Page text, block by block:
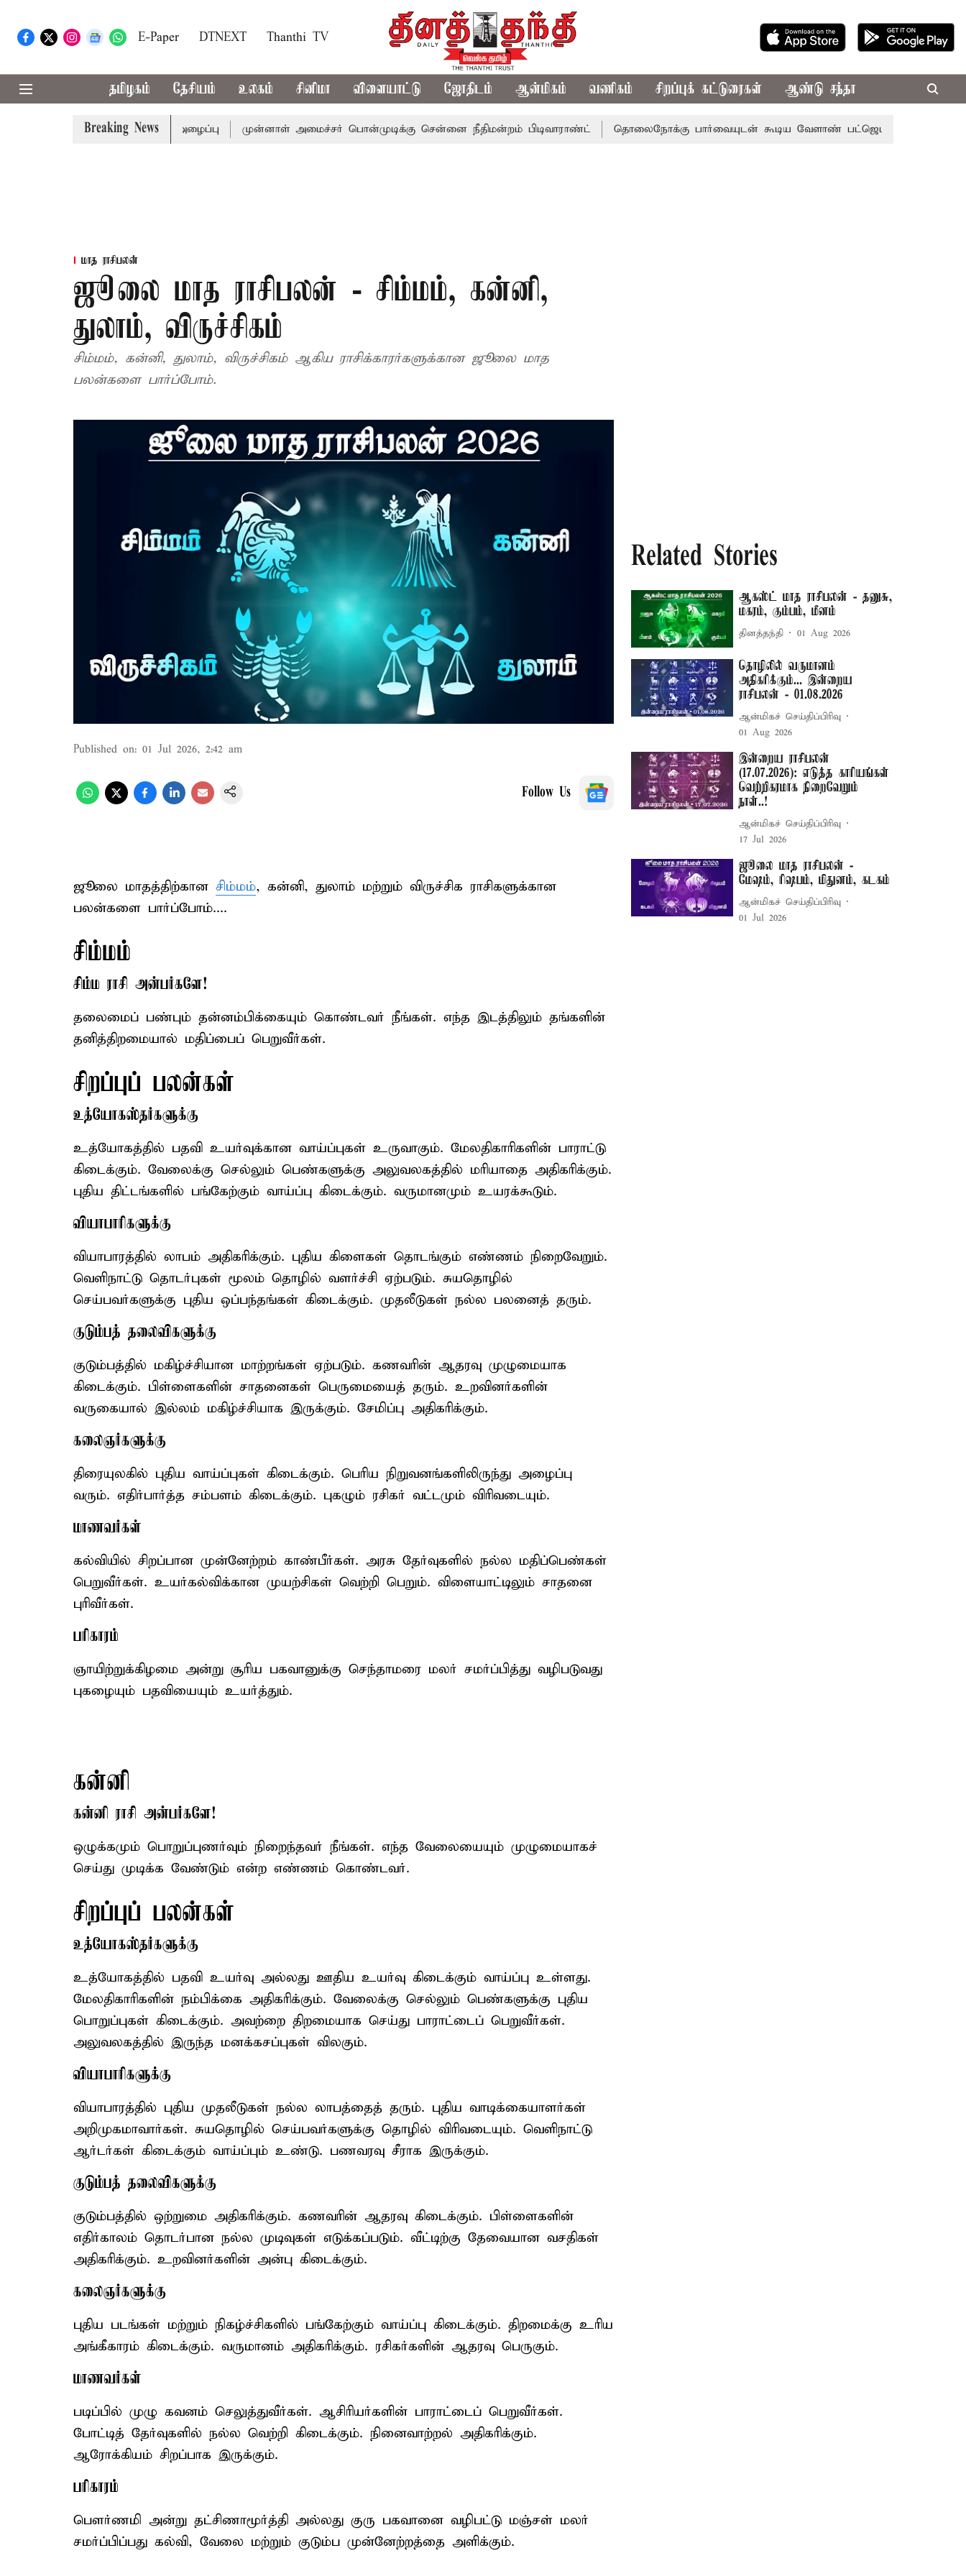
E-Paper DTNEXT Thanthi TV
தமிழகம் தேசியம் உலகம் சினிமா விளையாட்டு ஜோதிடம் ஆன்மிகம் வணிகம் சிறப்புக் கட்டுரைகள் ஆண்டு சந்தா
Breaking News
முதல்-அமைச்சர் விஜய் அழைப்பு முன்னாள் அமைச்சர் பொன்முடிக்கு சென்னை நீதிமன்றம் பிடிவாராண்ட் தொலைநோக்கு பார்வையுடன் கூடிய வேளாண் பட்ஜெட்: முதல்-அமைச்சர்
மாத ராசிபலன்
ஜூலை மாத ராசிபலன் - சிம்மம், கன்னி,
துலாம், விருச்சிகம்
சிம்மம், கன்னி, துலாம், விருச்சிகம் ஆகிய ராசிக்காரர்களுக்கான ஜூலை மாத
பலன்களை பார்ப்போம்.
Published on: 01 Jul 2026, 2:42 am
Follow Us
ஜூலை மாதத்திற்கான சிம்மம், கன்னி, துலாம் மற்றும் விருச்சிக ராசிகளுக்கான
பலன்களை பார்ப்போம்....
சிம்மம்
சிம்ம ராசி அன்பர்களே!
தலைமைப் பண்பும் தன்னம்பிக்கையும் கொண்டவர் நீங்கள். எந்த இடத்திலும் தங்களின்
தனித்திறமையால் மதிப்பைப் பெறுவீர்கள்.
சிறப்புப் பலன்கள்
உத்யோகஸ்தர்களுக்கு
உத்யோகத்தில் பதவி உயர்வுக்கான வாய்ப்புகள் உருவாகும். மேலதிகாரிகளின் பாராட்டு
கிடைக்கும். வேலைக்கு செல்லும் பெண்களுக்கு அலுவலகத்தில் மரியாதை அதிகரிக்கும்.
புதிய திட்டங்களில் பங்கேற்கும் வாய்ப்பு கிடைக்கும். வருமானமும் உயரக்கூடும்.
வியாபாரிகளுக்கு
வியாபாரத்தில் லாபம் அதிகரிக்கும். புதிய கிளைகள் தொடங்கும் எண்ணம் நிறைவேறும்.
வெளிநாட்டு தொடர்புகள் மூலம் தொழில் வளர்ச்சி ஏற்படும். சுயதொழில்
செய்பவர்களுக்கு புதிய ஒப்பந்தங்கள் கிடைக்கும். முதலீடுகள் நல்ல பலனைத் தரும்.
குடும்பத் தலைவிகளுக்கு
குடும்பத்தில் மகிழ்ச்சியான மாற்றங்கள் ஏற்படும். கணவரின் ஆதரவு முழுமையாக
கிடைக்கும். பிள்ளைகளின் சாதனைகள் பெருமையைத் தரும். உறவினர்களின்
வருகையால் இல்லம் மகிழ்ச்சியாக இருக்கும். சேமிப்பு அதிகரிக்கும்.
கலைஞர்களுக்கு
திரையுலகில் புதிய வாய்ப்புகள் கிடைக்கும். பெரிய நிறுவனங்களிலிருந்து அழைப்பு
வரும். எதிர்பார்த்த சம்பளம் கிடைக்கும். புகழும் ரசிகர் வட்டமும் விரிவடையும்.
மாணவர்கள்
கல்வியில் சிறப்பான முன்னேற்றம் காண்பீர்கள். அரசு தேர்வுகளில் நல்ல மதிப்பெண்கள்
பெறுவீர்கள். உயர்கல்விக்கான முயற்சிகள் வெற்றி பெறும். விளையாட்டிலும் சாதனை
புரிவீர்கள்.
பரிகாரம்
ஞாயிற்றுக்கிழமை அன்று சூரிய பகவானுக்கு செந்தாமரை மலர் சமர்ப்பித்து வழிபடுவது
புகழையும் பதவியையும் உயர்த்தும்.
கன்னி
கன்னி ராசி அன்பர்களே!
ஒழுக்கமும் பொறுப்புணர்வும் நிறைந்தவர் நீங்கள். எந்த வேலையையும் முழுமையாகச்
செய்து முடிக்க வேண்டும் என்ற எண்ணம் கொண்டவர்.
சிறப்புப் பலன்கள்
உத்யோகஸ்தர்களுக்கு
உத்யோகத்தில் பதவி உயர்வு அல்லது ஊதிய உயர்வு கிடைக்கும் வாய்ப்பு உள்ளது.
மேலதிகாரிகளின் நம்பிக்கை அதிகரிக்கும். வேலைக்கு செல்லும் பெண்களுக்கு புதிய
பொறுப்புகள் கிடைக்கும். அவற்றை திறமையாக செய்து பாராட்டைப் பெறுவீர்கள்.
அலுவலகத்தில் இருந்த மனக்கசப்புகள் விலகும்.
வியாபாரிகளுக்கு
வியாபாரத்தில் புதிய முதலீடுகள் நல்ல லாபத்தைத் தரும். புதிய வாடிக்கையாளர்கள்
அறிமுகமாவார்கள். சுயதொழில் செய்பவர்களுக்கு தொழில் விரிவடையும். வெளிநாட்டு
ஆர்டர்கள் கிடைக்கும் வாய்ப்பும் உண்டு. பணவரவு சீராக இருக்கும்.
குடும்பத் தலைவிகளுக்கு
குடும்பத்தில் ஒற்றுமை அதிகரிக்கும். கணவரின் ஆதரவு கிடைக்கும். பிள்ளைகளின்
எதிர்காலம் தொடர்பான நல்ல முடிவுகள் எடுக்கப்படும். வீட்டிற்கு தேவையான வசதிகள்
அதிகரிக்கும். உறவினர்களின் அன்பு கிடைக்கும்.
கலைஞர்களுக்கு
புதிய படங்கள் மற்றும் நிகழ்ச்சிகளில் பங்கேற்கும் வாய்ப்பு கிடைக்கும். திறமைக்கு உரிய
அங்கீகாரம் கிடைக்கும். வருமானம் அதிகரிக்கும். ரசிகர்களின் ஆதரவு பெருகும்.
மாணவர்கள்
படிப்பில் முழு கவனம் செலுத்துவீர்கள். ஆசிரியர்களின் பாராட்டைப் பெறுவீர்கள்.
போட்டித் தேர்வுகளில் நல்ல வெற்றி கிடைக்கும். நினைவாற்றல் அதிகரிக்கும்.
ஆரோக்கியம் சிறப்பாக இருக்கும்.
பரிகாரம்
பௌர்ணமி அன்று தட்சிணாமூர்த்தி அல்லது குரு பகவானை வழிபட்டு மஞ்சள் மலர்
சமர்ப்பிப்பது கல்வி, வேலை மற்றும் குடும்ப முன்னேற்றத்தை அளிக்கும்.
Related Stories
ஆகஸ்ட் மாத ராசிபலன் - தனுசு,
மகரம், கும்பம், மீனம்
தினத்தந்தி 01 Aug 2026
தொழிலில் வருமானம்
அதிகரிக்கும்... இன்றைய
ராசிபலன் - 01.08.2026
ஆன்மிகச் செய்திப்பிரிவு
01 Aug 2026
இன்றைய ராசிபலன்
(17.07.2026): எடுத்த காரியங்கள்
வெற்றிகரமாக நிறைவேறும்
நாள்..!
ஆன்மிகச் செய்திப்பிரிவு
17 Jul 2026
ஜூலை மாத ராசிபலன் -
மேஷம், ரிஷபம், மிதுனம், கடகம்
ஆன்மிகச் செய்திப்பிரிவு
01 Jul 2026